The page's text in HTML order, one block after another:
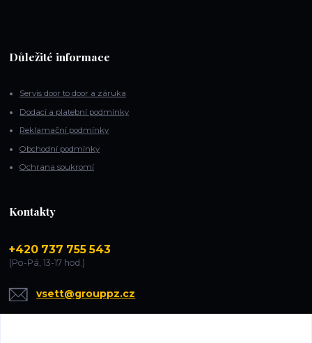
Důležité informace
Servis door to door a záruka
Dodací a platební podmínky
Reklamační podmínky
Obchodní podmínky
Ochrana soukromí
Kontakty
+420 737 755 543
(Po-Pá, 13-17 hod.)
vsett@grouppz.cz